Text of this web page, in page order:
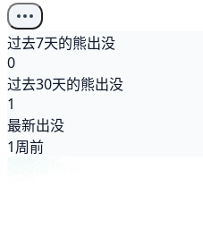
过去7天的熊出没
0
过去30天的熊出没
1
最新出没
1周前